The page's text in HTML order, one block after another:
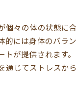
々の体の状態に
には身体のバラ
が提供されます
じてストレスか